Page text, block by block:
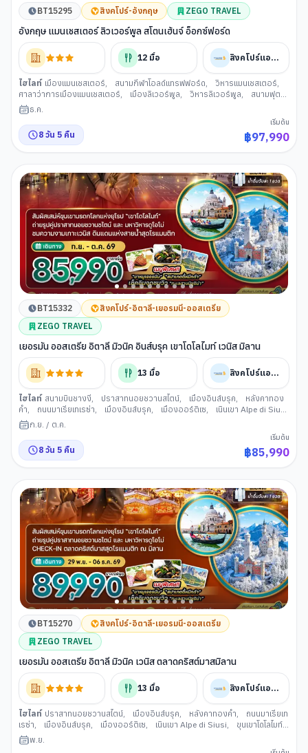
BT15295 สิงคโปร์-อังกฤษ ZEGO TRAVEL
อังกฤษ แมนเชสเตอร์ ลิวเวอร์พูล สโตนเฮ้นจ์ อ็อกซ์ฟอร์ด
12 มื้อ สิงคโปร์แอร์ไลน์
ไฮไลท์ เมืองแมนเชสเตอร์, สนามกีฬาโอลด์แทรฟฟอร์ด, วิหารแมนเชสเตอร์,
ศาลาว่าการเมืองแมนเชสเตอร์, เมืองลิเวอร์พูล, วิหารลิเวอร์พูล,
สนามฟุต
บอลแอนฟีลด์
นเอวอน
วิลเลจเอาท์เล็ต (ลอนดอน)
วิทยาลัยไครสต์เชิร์ช
โรงอาบน้ำโรมันโบราณ (บาธ),
เที่ยวหรือพักผ่อนที่เมืองลอนดอนตามอัธยาศัยแบบเต็มวัน, ล่องเรือแม่น้ำเทมส์,
พิคคาดิลลี่ เซอร์คัส
ธ.ค.
8 วัน 5 คืน
เริ่มต้น
฿97,990
BT15332
สิงคโปร์-อิตาลี-เยอรมนี-ออสเตรีย
ZEGO TRAVEL
เยอรมัน ออสเตรีย อิตาลี มิวนิค อินส์บรุค เขาโดโลไมท์ เวนิส มิลาน
13 มื้อ สิงคโปร์แอร์ไลน์
ไฮไลท์ สนามบินชางงี, ปราสาทนอยชวานสไตน์, เมืองอินส์บรุค,
หลังคาทอง
คํา, ถนนมาเรียเทเรซ่า, เมืองอินส์บรุค, เมืองออร์ติเซ, เนินเขา Alpe di Siusi
ขุนเขาโดโลไมท์
ทะเลสาบมิซูรินา
โต้(เวนิส), ล่องเรือผ่านชมบ้านเรือนของชาวเวนิส
ท่าเรือซานมาร์
โค(เวนิส), จัตุรัสซานมาร์โค (เวนิส) เมืองเซอร์มิโอเน,
ก.ย. / ต.ค.
8 วัน 5 คืน
เริ่มต้น
฿85,990
BT15270
สิงคโปร์-อิตาลี-เยอรมนี-ออสเตรีย
ZEGO TRAVEL
เยอรมัน ออสเตรีย อิตาลี มิวนิค เวนิส ตลาดคริสต์มาสมิลาน
13 มื้อ สิงคโปร์แอร์ไลน์
ไฮไลท์ ปราสาทนอยชวานสไตน์, เมืองอินส์บรุค, หลังคาทองคํา,
ถนนมาเรียเท
เรซ่า, เมืองอินส์บรุค, เมืองออร์ติเซ, เนินเขา Alpe di Siusi, ขุนเขาโดโลไมท์,
หมู่บ้านวาล ดิ ฟุเน่
Walther
ท่าเรือตรอน
พ.ย.